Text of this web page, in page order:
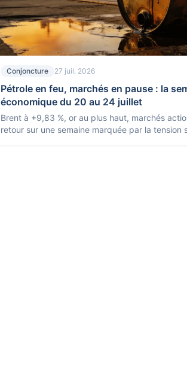
Conjoncture 27 juil. 2026
Pétrole en feu, marchés en pause : la
économique du 20 au 24 juillet
Brent à +9,83 %, or au plus haut, marchés
retour sur une semaine marquée par la tension